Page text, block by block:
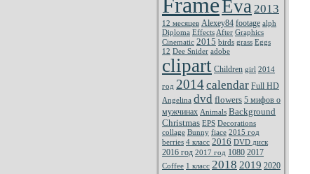
Eva 2013
12 месяцев Alexey84 footage alph
Diploma Effects After Graphics
Cinematic 2015 birds grass Eggs
12 Dee Snider adobe
clipart Children girl 2014
год 2014calendar Full HD
Angelina dvd flowers 5 мифов о
мужчинах Animals Background
Christmas EPS Decorations
collage Bunny fiace 2015 год
berries 4 класс 2016 DVD диск
2016 год 2017 год 1080 2017
Coffee 1 класс 2018 2019 2020